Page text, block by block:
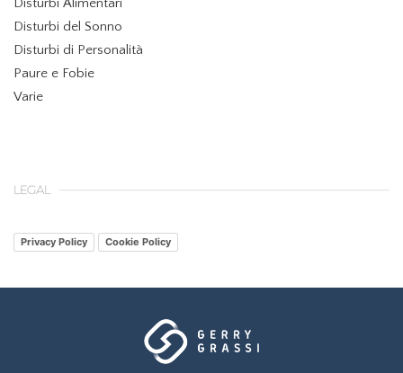
Disturbi del Sonno
Disturbi di Personalità
Paure e Fobie
Varie
LEGAL
Privacy Policy Cookie Policy